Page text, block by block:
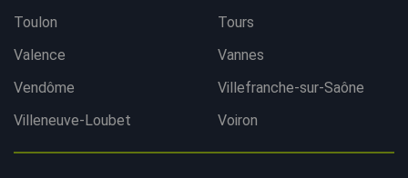
Toulon
Tours
Valence
Vannes
Vendôme
Villefranche-sur-Saône
Villeneuve-Loubet
Voiron